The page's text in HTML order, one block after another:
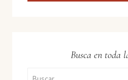
Busca en toda
Buscar: